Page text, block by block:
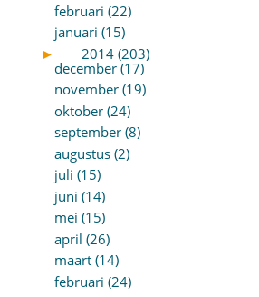
februari (22)
januari (15)
►
2014 (203)
december (17)
november (19)
oktober (24)
september (8)
augustus (2)
juli (15)
juni (14)
mei (15)
april (26)
maart (14)
februari (24)